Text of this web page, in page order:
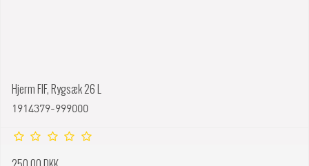
Hjerm FIF, Rygsæk 26 L
1914379-999000